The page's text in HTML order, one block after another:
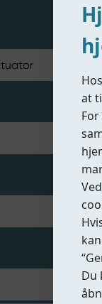
at
Du